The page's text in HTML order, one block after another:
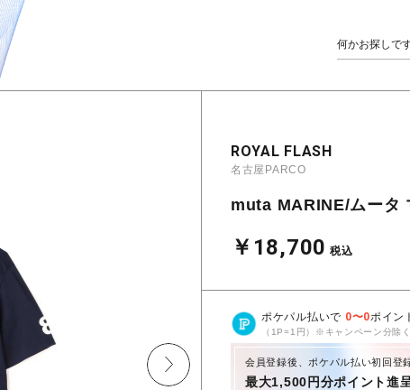
ROYAL FLASH
名古屋PARCO
muta MARINE/ムータ
￥18,700 税込
ポケパル払いで 0〜0ポイン
（1P=1円）※キャンペーン分除く
会員登録後、ポケパル払い初回登
最大1,500円分ポイント進